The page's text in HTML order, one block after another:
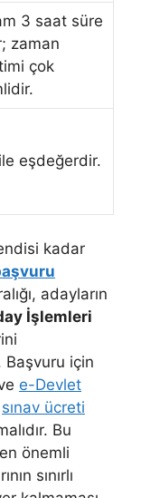
3 saat süre
zaman
çok
ile eşdeğerdir.
kadar
adayların
İşlemleri
Başvuru için
e-Devlet
sınav ücreti
Bu
önemli
sınırlı